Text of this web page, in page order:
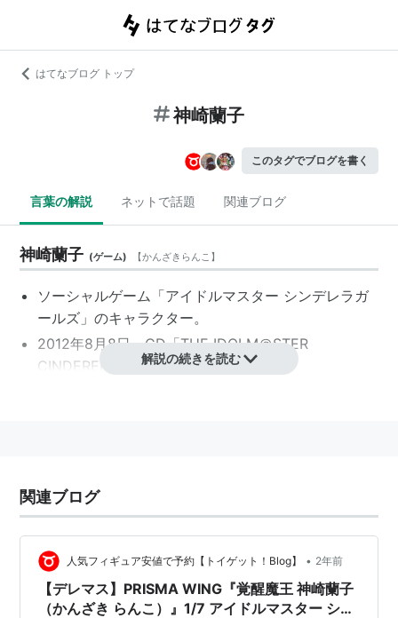
はてなブログ トップ
神崎蘭子
このタグでブログを書く
言葉の解説 ネットで話題 関連ブログ
神崎蘭子 (ゲーム) 【かんざきらんこ 】
ソーシャルゲーム「アイドルマスター シンデレラガ
ールズ 」のキャラクター。
2012年8月8日、CD「THE IDOLM＠STER
CINDERELLA MASTER」が発売。
発売日:2012/08/08
メディア:CD
クリック
この商品を含むブログ (32件) を見る
解説の続きを読む
関連ブログ
人気フィギュア安値で予約【トイゲット！Blog】 • 2年前
【デレマス】PRISMA WING『覚醒魔王 神崎蘭子
（かんざき らんこ）』1/7 アイドルマスター シン